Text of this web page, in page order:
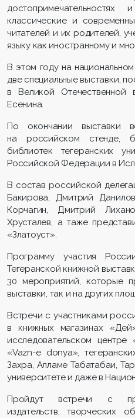
классические и
читателей и их родителей,
языку как иностранному и
В этом году на
две специальные выставки,
в Великой Отечественной
Есенина.
По окончании выставки
на российском стенде,
библиотек тегеранских
Российской Федерации в
В состав российской
Бакирова, Дмитрий
Корчагин, Дмитрий
Хрусталев, а таже
«Златоуст».
Программу участия
Тегеранской книжной
30 мероприятий, которые
выставки, так и на других
Встречи с участниками
в книжных магазинах
исследовательском
«Vazn-e donya»,
Захра, Алламе Табатабаи,
университете и даже в
Пройдут встречи с
издательств, творческих